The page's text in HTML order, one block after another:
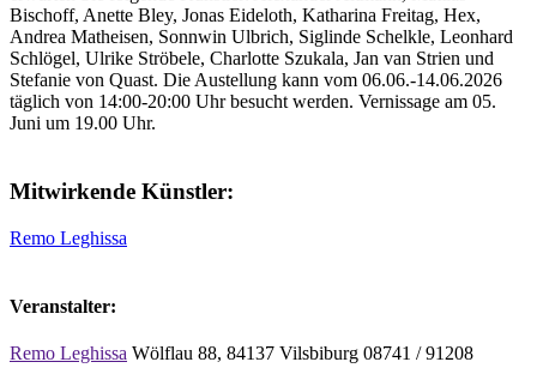
Bischoff, Anette Bley, Jonas Eideloth, Katharina Freitag, Hex,
Andrea Matheisen, Sonnwin Ulbrich, Siglinde Schelkle, Leonhard
Schlögel, Ulrike Ströbele, Charlotte Szukala, Jan van Strien und
Stefanie von Quast. Die Austellung kann vom 06.06.-14.06.2026
täglich von 14:00-20:00 Uhr besucht werden. Vernissage am 05.
Juni um 19.00 Uhr.
Mitwirkende Künstler:
Remo Leghissa
Veranstalter:
Remo Leghissa Wölflau 88, 84137 Vilsbiburg 08741 / 91208